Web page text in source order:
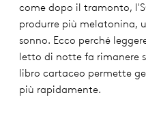
come dopo il tramonto,
produrre più melatonina,
sonno. Ecco perché
letto di notte fa rimanere
libro cartaceo permette
più rapidamente.